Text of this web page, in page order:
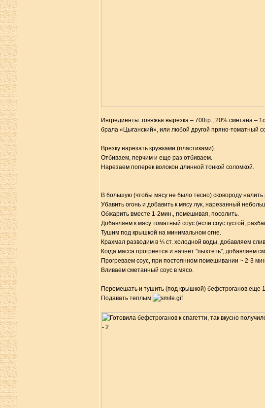
Ингредиенты: говяжья вырезка – 700гр., 20% сметана –
брала «Цыганский», или любой другой пряно-томатный
Врезку нарезать кружками (пластиками).
Отбиваем, перчим и еще раз отбиваем.
Нарезаем поперек волокон длинной тонкой соломкой.
В большую (чтобы мясу не было тесно) сковороду
Убавить огонь и добавить к мясу лук, нарезанный
Обжарить вместе 1-2мин., помешивая, посолить.
Добавляем к мясу томатный соус (если соус густой,
Тушим под крышкой на минимальном огне.
Крахмал разводим в ¼ ст. холодной воды, добавляем
Когда масса прогреется и начнет "пыхтеть", добавляем
Прогреваем соус, при постоянном помешивании ~ 2-3
Вливаем сметанный соус в мясо.
Перемешать и тушить (под крышкой) бефстроганов еще
Подавать теплым